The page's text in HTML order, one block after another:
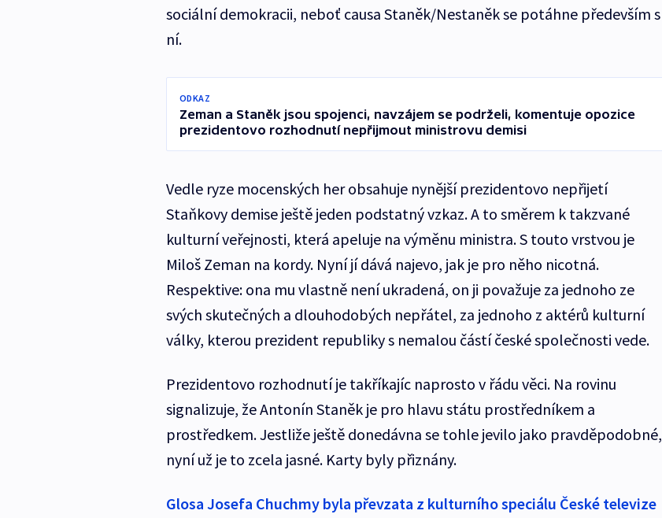
sociální demokracii, neboť causa Staněk/Nestaněk se potáhne především s
ní.
ODKAZ
Zeman a Staněk jsou spojenci, navzájem se podrželi, komentuje opozice
prezidentovo rozhodnutí nepřijmout ministrovu demisi
Vedle ryze mocenských her obsahuje nynější prezidentovo nepřijetí
Staňkovy demise ještě jeden podstatný vzkaz. A to směrem k takzvané
kulturní veřejnosti, která apeluje na výměnu ministra. S touto vrstvou je
Miloš Zeman na kordy. Nyní jí dává najevo, jak je pro něho nicotná.
Respektive: ona mu vlastně není ukradená, on ji považuje za jednoho ze
svých skutečných a dlouhodobých nepřátel, za jednoho z aktérů kulturní
války, kterou prezident republiky s nemalou částí české společnosti vede.
Prezidentovo rozhodnutí je takříkajíc naprosto v řádu věci. Na rovinu
signalizuje, že Antonín Staněk je pro hlavu státu prostředníkem a
prostředkem. Jestliže ještě donedávna se tohle jevilo jako pravděpodobné,
nyní už je to zcela jasné. Karty byly přiznány.
Glosa Josefa Chuchmy byla převzata z kulturního speciálu České televize